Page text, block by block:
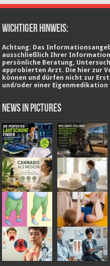
wichtiger Hinweis:
Achtung: Das
ausschließlich Ihrer
persönliche Beratung,
approbierten Arzt. Die hier zur
können und dürfen nicht zur
und/oder einer Eigenmedikation
News in Pictures